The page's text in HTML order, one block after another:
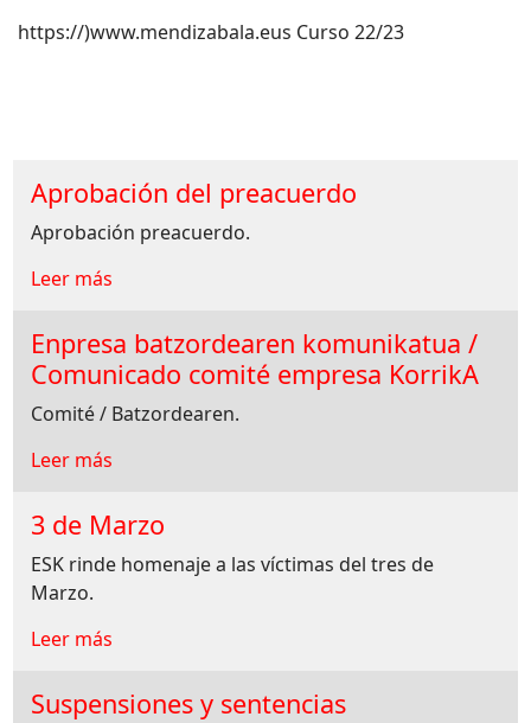
https://)www.mendizabala.eus Curso 22/23
Aprobación del preacuerdo
Aprobación preacuerdo.
Leer más
Enpresa batzordearen komunikatua /
Comunicado comité empresa KorrikA
Comité / Batzordearen.
Leer más
3 de Marzo
ESK rinde homenaje a las víctimas del tres de
Marzo.
Leer más
Suspensiones y sentencias